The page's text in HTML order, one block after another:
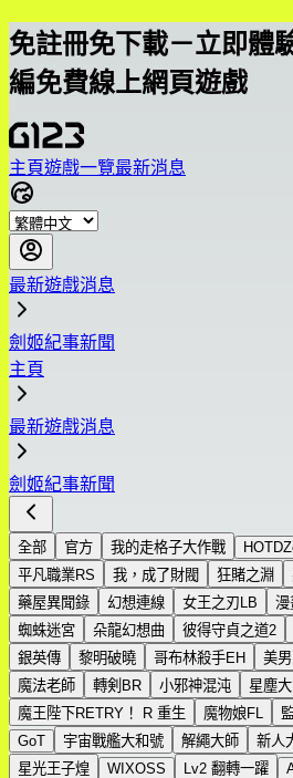
免註冊免下載－立即體
編免費線上網頁遊戲
主頁遊戲一覽最新消息
最新遊戲消息
劍姬紀事新聞
主頁
最新遊戲消息
劍姬紀事新聞
全部 官方 我的走格子大作戰
平凡職業RS
我，成了財閥 狂賭之淵
藥屋異聞錄
幻想連線 女王之刃LB 漫
蜘蛛迷宮
朵龍幻想曲 彼得守貞之道2
銀英傳
黎明破曉 哥布林殺手EH
美
魔法老師
轉剣BR 小邪神混沌
星塵
魔王陛下RETRY！ R 重生
魔物娘FL
GoT
宇宙戰艦大和號 解繩大師 新人
星光王子煌
WIXOSS Lv2 翻轉一躍